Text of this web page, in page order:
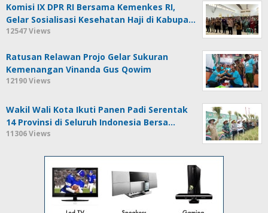
Komisi IX DPR RI Bersama Kemenkes RI,
Gelar Sosialisasi Kesehatan Haji di Kabupa…
12547 Views
Ratusan Relawan Projo Gelar Sukuran
Kemenangan Vinanda Gus Qowim
12190 Views
Wakil Wali Kota Ikuti Panen Padi Serentak
14 Provinsi di Seluruh Indonesia Bersa…
11306 Views